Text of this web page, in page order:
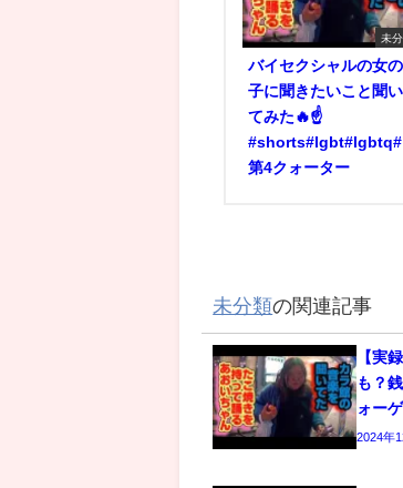
未
バイセクシャルの女の
子に聞きたいこと聞い
てみた🔥☝️
#shorts#lgbt#lgbtq#
第4クォーター
未分類の関連記事
【実
も？
ォー
2024年